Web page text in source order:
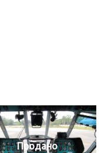
Продано